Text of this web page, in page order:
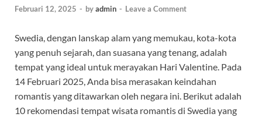
Februari 12, 2025 - byadmin - Leave a Comment
Swedia, dengan lanskap alam yang memukau, kota-kota
yang penuh sejarah, dan suasana yang tenang, adalah
tempat yang ideal untuk merayakan Hari Valentine. Pada
14 Februari 2025, Anda bisa merasakan keindahan
romantis yang ditawarkan oleh negara ini. Berikut adalah
10 rekomendasi tempat wisata romantis di Swedia yang